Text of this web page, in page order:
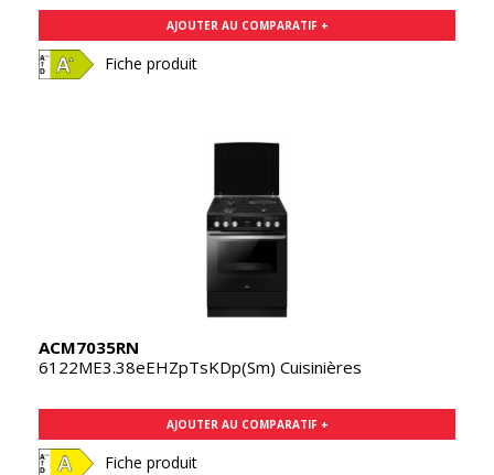
AJOUTER AU COMPARATIF +
Fiche produit
ACM7035RN
6122ME3.38eEHZpTsKDp(Sm) Cuisinières
AJOUTER AU COMPARATIF +
Fiche produit